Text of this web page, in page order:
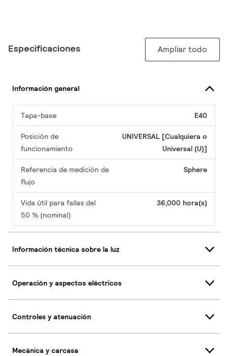
Especificaciones Ampliar todo
Información general
Tapa-base E40
Posición de
funcionamiento
UNIVERSAL [Cualquiera o
Universal (U)]
Referencia de medición de
flujo
Sphere
Vida útil para fallas del
50 % (nominal)
36,000 hora(s)
Información técnica sobre la luz
Operación y aspectos eléctricos
Controles y atenuación
Mecánica y carcasa